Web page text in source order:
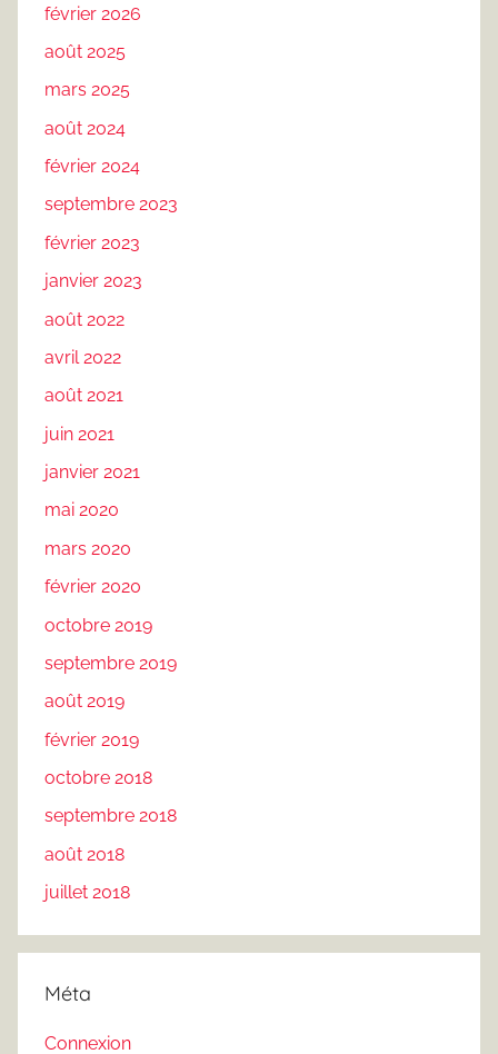
février 2026
août 2025
mars 2025
août 2024
février 2024
septembre 2023
février 2023
janvier 2023
août 2022
avril 2022
août 2021
juin 2021
janvier 2021
mai 2020
mars 2020
février 2020
octobre 2019
septembre 2019
août 2019
février 2019
octobre 2018
septembre 2018
août 2018
juillet 2018
Méta
Connexion